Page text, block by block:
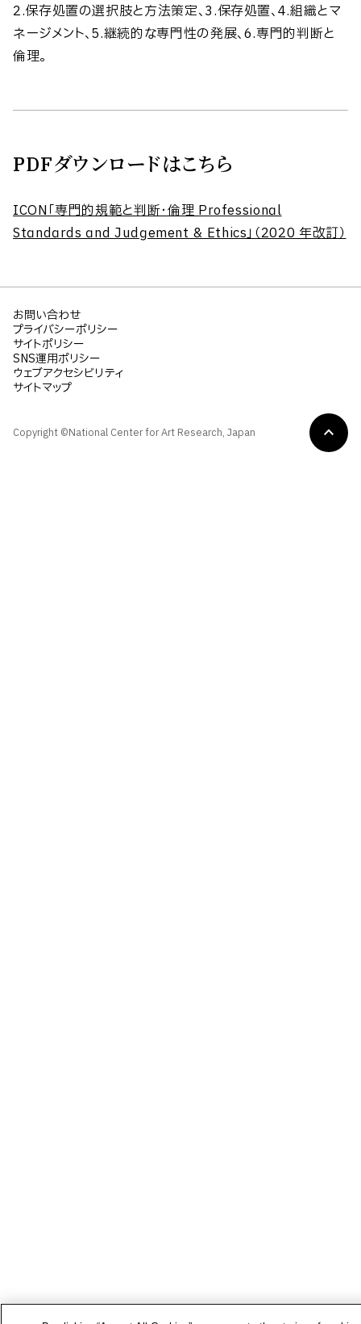
2.保存処置の選択肢と方法策定、3.保存処置、4.組織とマ
ネージメント、5.継続的な専門性の発展、6.専門的判断と
倫理。
PDFダウンロードはこちら
ICON「専門的規範と判断・倫理 Professional
Standards and Judgement & Ethics」（2020 年改訂）
Copyright ©National Center for Art Research, Japan
お問い合わせ
プライバシーポリシー
サイトポリシー
SNS運用ポリシー
ウェブアクセシビリティ
サイトマップ